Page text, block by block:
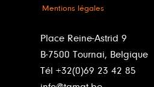
Mentions légales
Place Reine-Astrid 9
B-7500 Tournai, Belgique
Tél +32(0)69 23 42 85